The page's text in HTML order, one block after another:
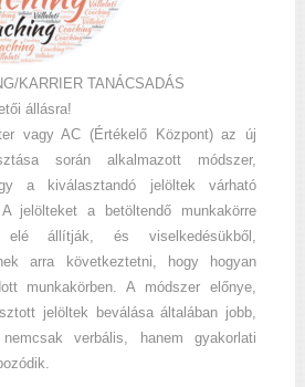
KARRIER TANÁCSADÁS
állásra!
vagy AC (Értékelő Központ) az új
során alkalmazott módszer,
a kiválasztandó jelöltek várható
jelölteket a betöltendő munkakörre
elé állítják, és viselkedésükből,
arra következtetni, hogy hogyan
munkakörben. A módszer előnye,
jelöltek beválása általában jobb,
verbális, hanem gyakorlati